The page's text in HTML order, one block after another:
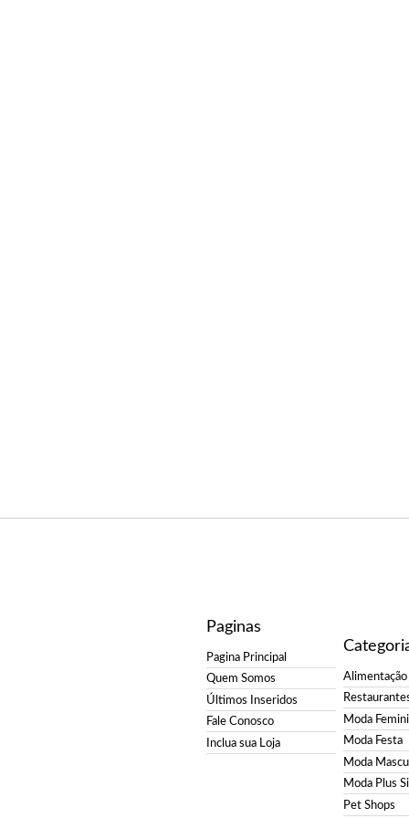
Paginas
Pagina Principal
Quem Somos
Últimos Inseridos
Fale Conosco
Inclua sua Loja
Alimentação
Moda
Moda Festa
Moda
Moda Plus
Pet Shops